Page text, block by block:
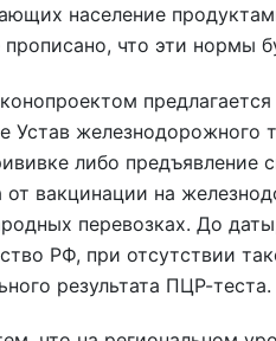
население
что эти нормы
Устав железнодорожного
либо предъявление
от вакцинации на
перевозках. До
РФ, при отсутствии
результата ПЦР-теста.